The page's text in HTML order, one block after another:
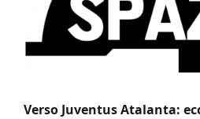
Verso Juventus Atalanta: